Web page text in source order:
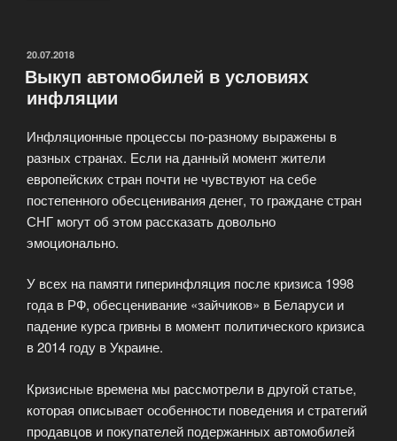
когда
в
кризис?»
ОПУБЛИКОВАНО
20.07.2018
Выкуп автомобилей в условиях
инфляции
Инфляционные процессы по-разному выражены в
разных странах. Если на данный момент жители
европейских стран почти не чувствуют на себе
постепенного обесценивания денег, то граждане стран
СНГ могут об этом рассказать довольно
эмоционально.
У всех на памяти гиперинфляция после кризиса 1998
года в РФ, обесценивание «зайчиков» в Беларуси и
падение курса гривны в момент политического кризиса
в 2014 году в Украине.
Кризисные времена мы рассмотрели в другой статье,
которая описывает особенности поведения и стратегий
продавцов и покупателей подержанных автомобилей